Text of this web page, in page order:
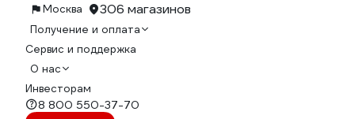
Москва 306 магазинов
Получение и оплата
Сервис и поддержка
О нас
Инвесторам
8 800 550-37-70